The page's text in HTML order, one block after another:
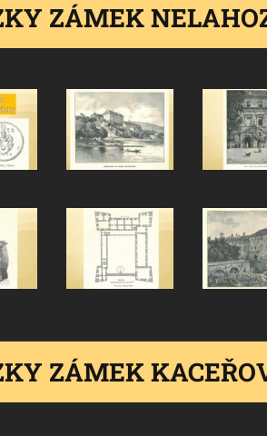
ZÁMEK
ZÁMEK